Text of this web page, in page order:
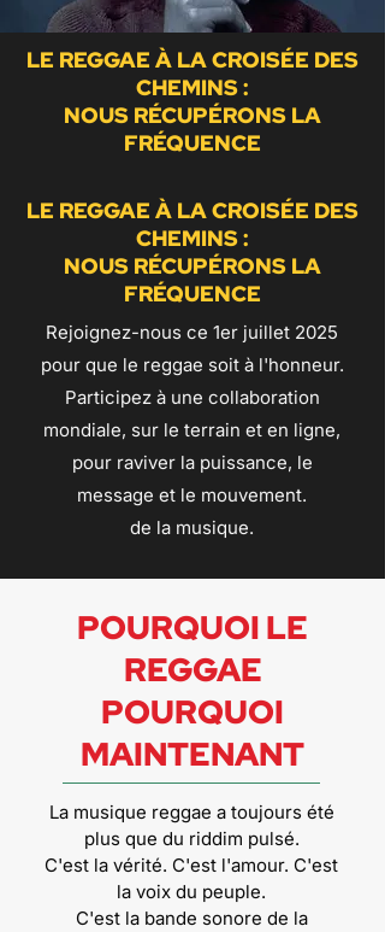
LE REGGAE À LA CROISÉE DES
CHEMINS :
NOUS RÉCUPÉRONS LA
FRÉQUENCE
Rejoignez-nous ce 1er juillet 2025
pour que le reggae soit à l'honneur.
Participez à une collaboration
mondiale, sur le terrain et en ligne,
pour raviver la puissance, le
message et le mouvement.
de la musique.
LE REGGAE À LA CROISÉE DES
CHEMINS :
NOUS RÉCUPÉRONS LA
FRÉQUENCE
POURQUOI LE
REGGAE
POURQUOI
MAINTENANT
La musique reggae a toujours été
plus que du riddim pulsé.
C'est la vérité. C'est l'amour. C'est
la voix du peuple.
C'est la bande sonore de la